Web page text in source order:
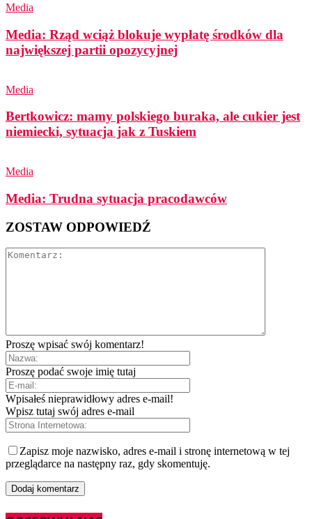
Media
Media: Rząd wciąż blokuje wypłatę środków dla
największej partii opozycyjnej
Media
Bertkowicz: mamy polskiego buraka, ale cukier jest
niemiecki, sytuacja jak z Tuskiem
Media
Media: Trudna sytuacja pracodawców
ZOSTAW ODPOWIEDŹ
Proszę wpisać swój komentarz!
Proszę podać swoje imię tutaj
Wpisałeś nieprawidłowy adres e-mail!
Wpisz tutaj swój adres e-mail
Zapisz moje nazwisko, adres e-mail i stronę internetową w tej
przeglądarce na następny raz, gdy skomentuję.